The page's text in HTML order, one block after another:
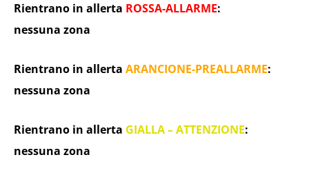
Rientrano in allerta ROSSA-ALLARME:
nessuna zona
Rientrano in allerta ARANCIONE-PREALLARME:
nessuna zona
Rientrano in allerta GIALLA – ATTENZIONE:
nessuna zona